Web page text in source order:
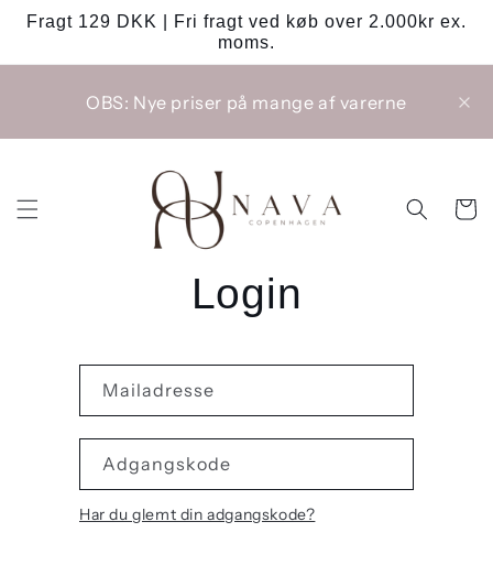
Gå til
indhold
Fragt 129 DKK | Fri fragt ved køb over 2.000kr ex.
moms.
OBS: Nye priser på mange af varerne
Login
Mailadresse
Adgangskode
Har du glemt din adgangskode?